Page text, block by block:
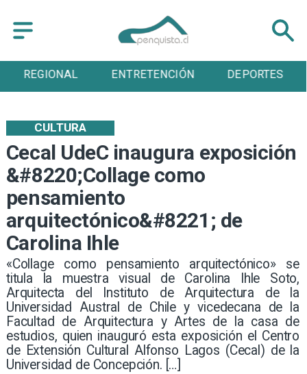
ENTRETENCIÓN DEPORTES CULTURA
Cecal UdeC inaugura exposición
&#8220;Collage como
pensamiento
arquitectónico&#8221; de
Carolina Ihle
«Collage como pensamiento arquitectónico» se
titula la muestra visual de Carolina Ihle Soto,
Arquitecta del Instituto de Arquitectura de la
Universidad Austral de Chile y vicedecana de la
Facultad de Arquitectura y Artes de la casa de
estudios, quien inauguró esta exposición el Centro
de Extensión Cultural Alfonso Lagos (Cecal) de la
Universidad de Concepción. […]
CULTURA